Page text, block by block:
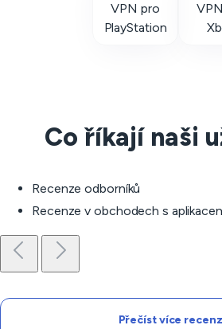
VPN pro
PlayStation
Co říkají naši
Recenze odborníků
Recenze v obchodech s
Přečíst více